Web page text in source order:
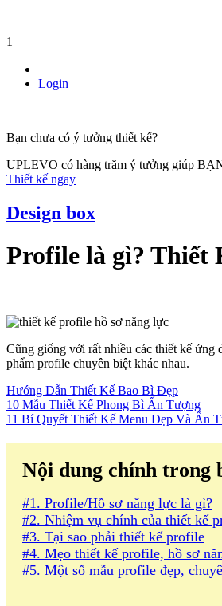
1
Login
Bạn chưa có ý tưởng thiết kế?
UPLEVO có hàng trăm ý tưởng giúp
Thiết kế ngay
Design box
Profile là gì? Thiết
Cũng giống với rất nhiều các thiết kế ứng
phẩm profile chuyên biệt khác nhau.
Hướng Dẫn Thiết Kế Bao Bì Đẹp
10 Mẫu Thiết Kế Phong Bì Ấn Tượng
11 Bí Quyết Thiết Kế Menu Đẹp Và Ấn
Nội dung chính trong
#1. Profile/Hồ sơ năng lực là gì?
#2. Nhiệm vụ chính của thiết kế
#3. Tại sao phải thiết kế profile
#4. Mẹo thiết kế profile, hồ sơ
#5. Một số mẫu profile đẹp,